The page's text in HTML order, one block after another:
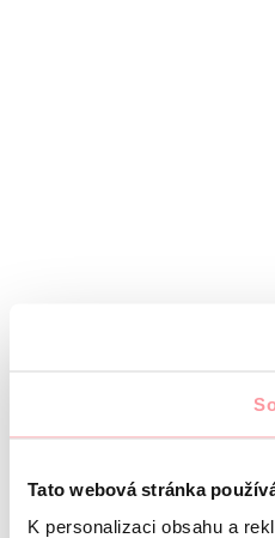
Tato webová stránka
K personalizaci obsahu a